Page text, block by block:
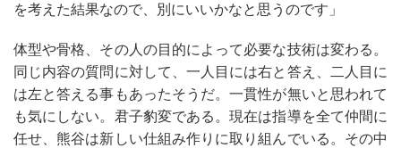
を考えた結果なので、別にいいかなと思うのです」
体型や骨格、その人の目的によって必要な技術は変わる。
同じ内容の質問に対して、一人目には右と答え、二人目に
は左と答える事もあったそうだ。一貫性が無いと思われて
も気にしない。君子豹変である。現在は指導を全て仲間に
任せ、熊谷は新しい仕組み作りに取り組んでいる。その中